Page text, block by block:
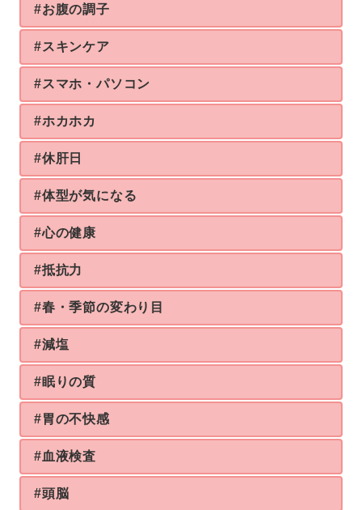
#お腹の調子
#スキンケア
#スマホ・パソコン
#ホカホカ
#休肝日
#体型が気になる
#心の健康
#抵抗力
#春・季節の変わり目
#減塩
#眠りの質
#胃の不快感
#血液検査
#頭脳